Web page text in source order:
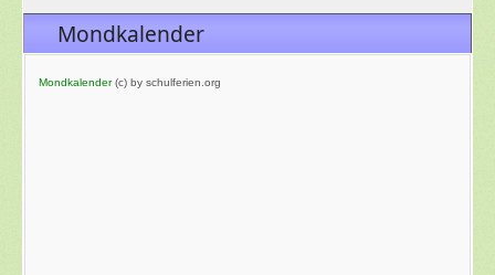
Mondkalender
Mondkalender(c) by schulferien.org